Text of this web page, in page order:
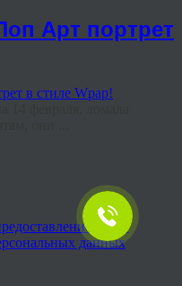
Арт портрет
услуг
данных